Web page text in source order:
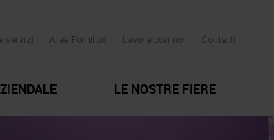
servizi Area Fornitori Lavora con noi Contatti
LE NOSTRE FIERE